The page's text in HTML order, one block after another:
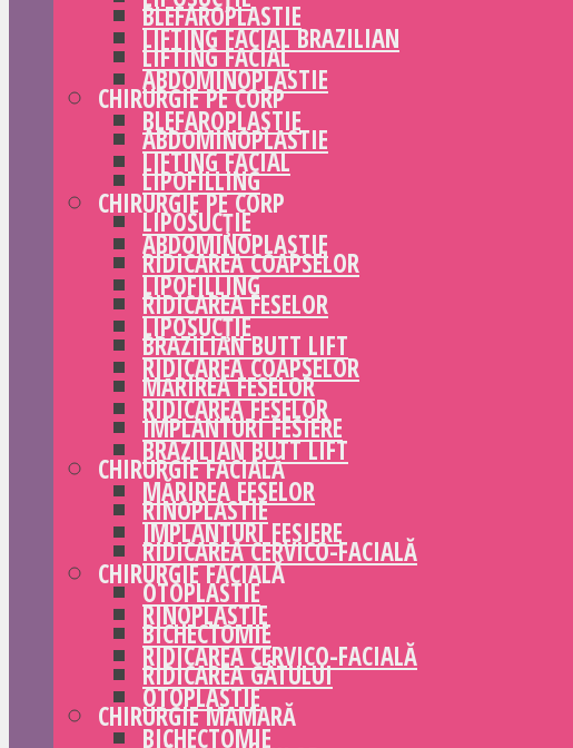
BLEFAROPLASTIE
LIFTING FACIAL
CHIRURGIE PE CORP
ABDOMINOPLASTIE
LIPOFILLING
LIPOSUCȚIE
RIDICAREA COAPSELOR
RIDICAREA FESELOR
BRAZILIAN BUTT LIFT
MĂRIREA FESELOR
IMPLANTURI FESIERE
CHIRURGIE FACIALĂ
RINOPLASTIE
RIDICAREA CERVICO-FACIALĂ
OTOPLASTIE
BICHECTOMIE
RIDICAREA GÂTULUI
CHIRURGIE MAMARĂ
LIFTING FACIAL BRAZILIAN
ABDOMINOPLASTIE
BLEFAROPLASTIE
LIFTING FACIAL
CHIRURGIE PE CORP
ABDOMINOPLASTIE
LIPOFILLING
LIPOSUCȚIE
RIDICAREA COAPSELOR
RIDICAREA FESELOR
BRAZILIAN BUTT LIFT
MĂRIREA FESELOR
IMPLANTURI FESIERE
CHIRURGIE FACIALĂ
RINOPLASTIE
RIDICAREA CERVICO-FACIALĂ
OTOPLASTIE
BICHECTOMIE